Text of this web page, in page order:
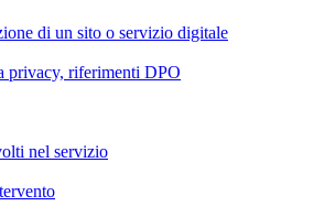
di un sito o servizio digitale
privacy, riferimenti DPO
nel servizio